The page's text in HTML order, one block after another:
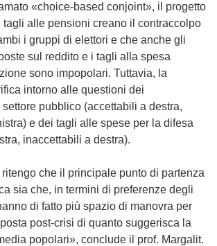
«choice-based conjoint», il progetto
tagli alle pensioni creano il contraccolpo
i gruppi di elettori e che anche gli
sul reddito e i tagli alla spesa
sono impopolari. Tuttavia, la
intorno alle questioni dei
settore pubblico (accettabili a destra,
e dei tagli alle spese per la difesa
inaccettabili a destra).
che il principale punto di partenza
sia che, in termini di preferenze degli
di fatto più spazio di manovra per
post-crisi di quanto suggerisca la
popolari», conclude il prof. Margalit.